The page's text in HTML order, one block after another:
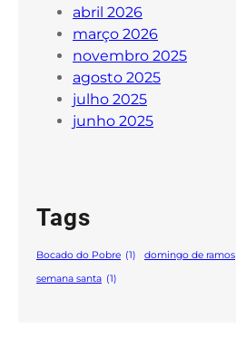
abril 2026
março 2026
novembro 2025
agosto 2025
julho 2025
junho 2025
Tags
Bocado do Pobre (1) domingo de ramos
semana santa (1)